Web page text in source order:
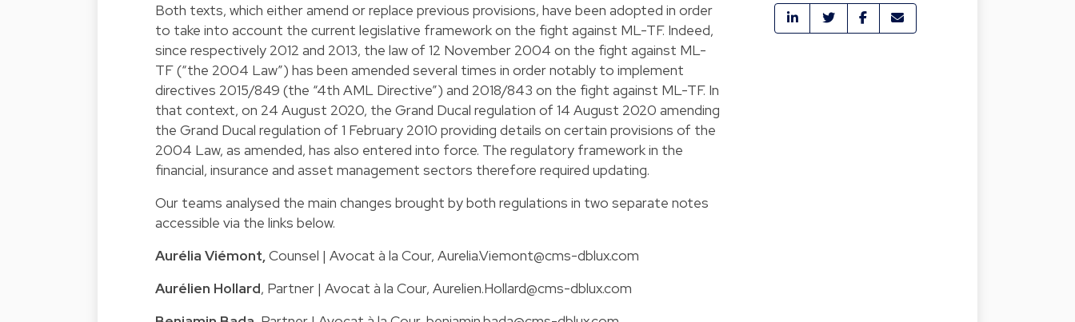
Both texts, which either amend or replace previous provisions, have been adopted in order
to take into account the current legislative framework on the fight against ML-TF. Indeed,
since respectively 2012 and 2013, the law of 12 November 2004 on the fight against ML-
TF (“the 2004 Law”) has been amended several times in order notably to implement
directives 2015/849 (the “4th AML Directive”) and 2018/843 on the fight against ML-TF. In
that context, on 24 August 2020, the Grand Ducal regulation of 14 August 2020 amending
the Grand Ducal regulation of 1 February 2010 providing details on certain provisions of the
2004 Law, as amended, has also entered into force. The regulatory framework in the
financial, insurance and asset management sectors therefore required updating.
Our teams analysed the main changes brought by both regulations in two separate notes
accessible via the links below.
Aurélia Viémont,Counsel | Avocat à la Cour, Aurelia.Viemont@cms-dblux.com
Aurélien Hollard, Partner | Avocat à la Cour, Aurelien.Hollard@cms-dblux.com